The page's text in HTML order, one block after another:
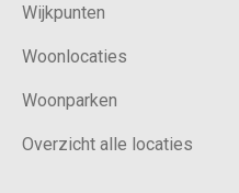
Wijkpunten
Woonlocaties
Woonparken
Overzicht alle locaties